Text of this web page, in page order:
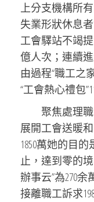
上分支機構所
失業形狀休息
工會驛站不竭
億人次；連續進
由過程“職工之
“工會熱心禮包
聚焦處理
展開工會送暖
1850萬她的目
止，達到零的
辦事云”為270余
接離職工訴求